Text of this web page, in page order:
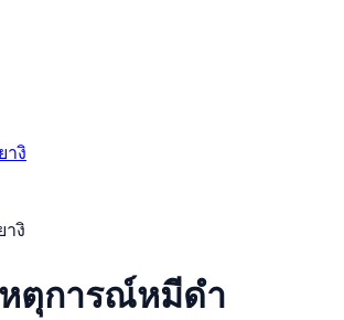
างิ
างิ
ตุการณ์หมีดำ